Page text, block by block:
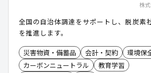
株
全国の自治体調達をサポートし、脱炭素
を推進します。
災害物資・備蓄品 会計・契約
環境保
カーボンニュートラル
教育学習